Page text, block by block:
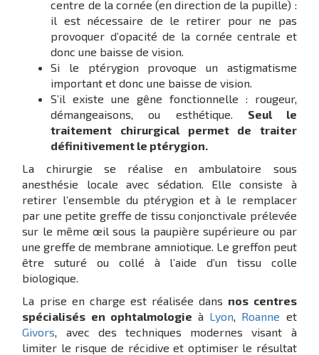
centre de la cornée (en direction de la pupille) :
il est nécessaire de le retirer pour ne pas
provoquer d’opacité de la cornée centrale et
donc une baisse de vision.
Si le ptérygion provoque un astigmatisme
important et donc une baisse de vision.
S’il existe une gêne fonctionnelle : rougeur,
démangeaisons, ou esthétique. Seul le
traitement chirurgical permet de traiter
définitivement le ptérygion.
La chirurgie se réalise en ambulatoire sous
anesthésie locale avec sédation. Elle consiste à
retirer l’ensemble du ptérygion et à le remplacer
par une petite greffe de tissu conjonctivale prélevée
sur le même œil sous la paupière supérieure ou par
une greffe de membrane amniotique. Le greffon peut
être suturé ou collé à l’aide d’un tissu colle
biologique.
La prise en charge est réalisée dans nos centres
spécialisés en ophtalmologie à Lyon, Roanne et
Givors, avec des techniques modernes visant à
limiter le risque de récidive et optimiser le résultat